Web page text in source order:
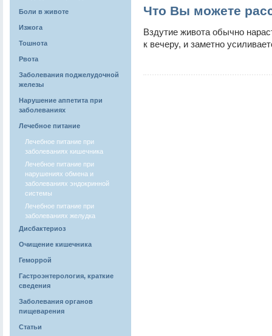
Боли в животе
Изжога
Тошнота
Рвота
Заболевания поджелудочной
железы
Нарушение аппетита при
заболеваниях
Лечебное питание
Лечебное питание при
заболеваниях кишечника
Лечебное питание при
нарушениях обмена и
заболеваниях эндокринной
системы
Лечебное питание при
заболеваниях желудка
Дисбактериоз
Очищение кишечника
Геморрой
Гастроэнтерология, краткие
сведения
Заболевания органов
пищеварения
Статьи
Что Вы можете
Вздутие живота обычно
к вечеру, и заметно